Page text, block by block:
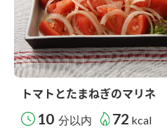
トマトとたまねぎのマリネ
10 分以内 72 kcal